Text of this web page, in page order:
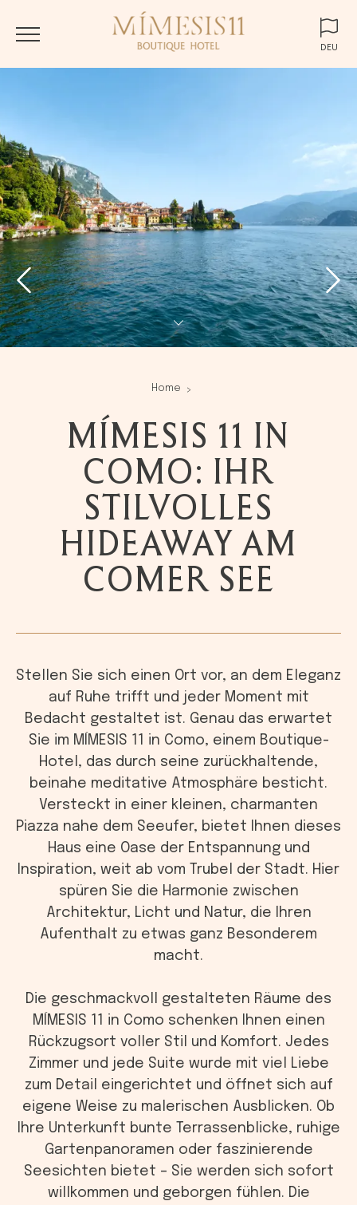
DEU
Home
MÍMESIS 11 IN
COMO: IHR
STILVOLLES
HIDEAWAY AM
COMER SEE
Stellen Sie sich einen Ort vor, an dem Eleganz
auf Ruhe trifft und jeder Moment mit
Bedacht gestaltet ist. Genau das erwartet
Sie im MÍMESIS 11 in Como, einem Boutique-
Hotel, das durch seine zurückhaltende,
beinahe meditative Atmosphäre besticht.
Versteckt in einer kleinen, charmanten
Piazza nahe dem Seeufer, bietet Ihnen dieses
Haus eine Oase der Entspannung und
Inspiration, weit ab vom Trubel der Stadt. Hier
spüren Sie die Harmonie zwischen
Architektur, Licht und Natur, die Ihren
Aufenthalt zu etwas ganz Besonderem
macht.
Die geschmackvoll gestalteten Räume des
MÍMESIS 11 in Como schenken Ihnen einen
Rückzugsort voller Stil und Komfort. Jedes
Zimmer und jede Suite wurde mit viel Liebe
zum Detail eingerichtet und öffnet sich auf
eigene Weise zu malerischen Ausblicken. Ob
Ihre Unterkunft bunte Terrassenblicke, ruhige
Gartenpanoramen oder faszinierende
Seesichten bietet – Sie werden sich sofort
willkommen und geborgen fühlen. Die